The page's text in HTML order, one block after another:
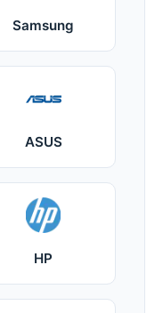
Samsung
ASUS
HP